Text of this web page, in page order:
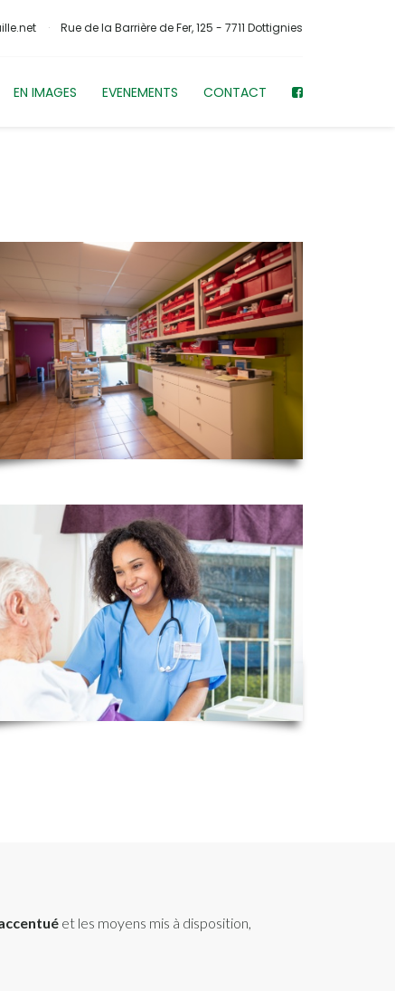
Rue de la Barrière de Fer, 125 - 7711 Dottignies
EN IMAGES EVENEMENTS CONTACT
et les moyens mis à disposition,